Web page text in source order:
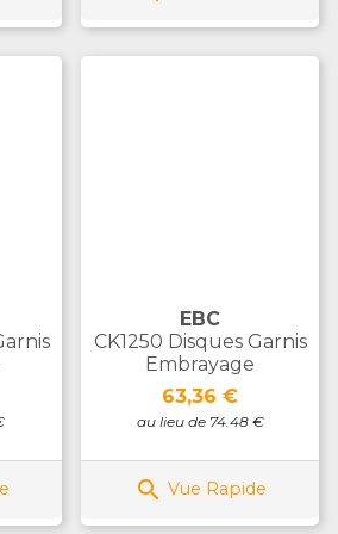
EBC
CK1250 Disques Garnis
Embrayage
Prix
63,36 €
au lieu de 74.48 €
 Vue Rapide